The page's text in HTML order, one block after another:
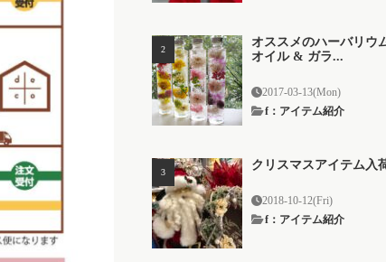
オススメのハーバリウ
オイル & ガラ...
2017-03-13(Mon)
f：アイテム紹介
クリスマスアイテム入
2018-10-12(Fri)
f：アイテム紹介